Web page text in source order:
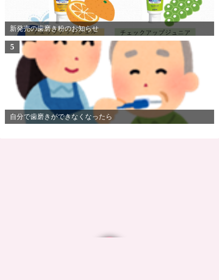
新発売の歯磨き粉のお知らせ
5
自分で歯磨きができなくなったら